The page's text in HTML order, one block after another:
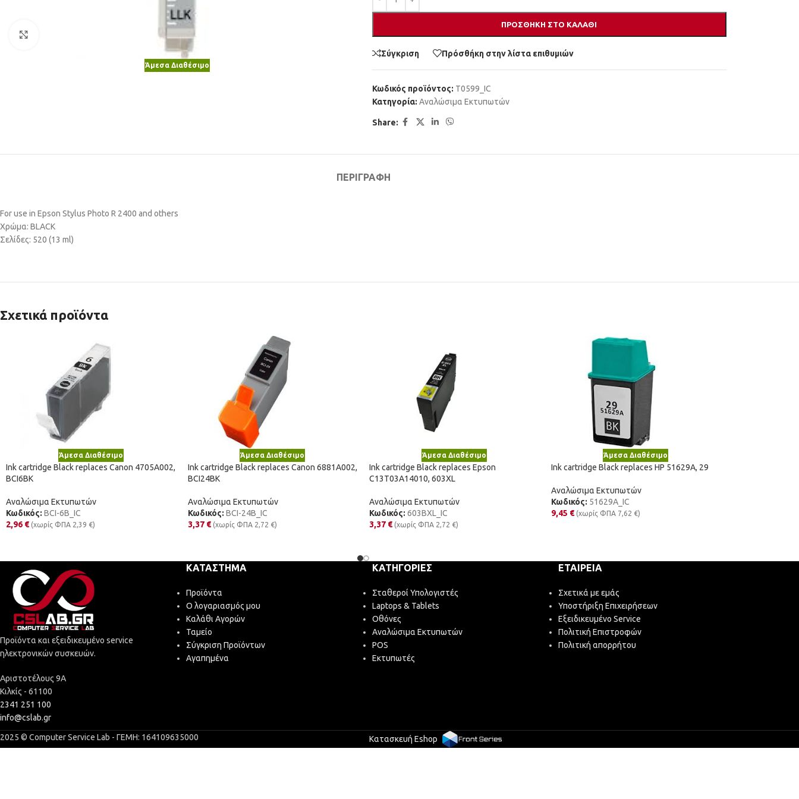
Άμεσα Διαθέσιμο
ΠΡΟΣΘΉΚΗ ΣΤΟ ΚΑΛΆΘΙ
Σύγκριση Πρόσθήκη στην λίστα επιθυμιών
Κωδικός προϊόντος: T0599_IC
Κατηγορία: Αναλώσιμα Εκτυπωτών
Share:
ΠΕΡΙΓΡΑΦΉ
For use in Epson Stylus Photo R 2400 and others
Χρώμα: BLACK
Σελίδες: 520 (13 ml)
Σχετικά προϊόντα
Άμεσα Διαθέσιμο
Ink cartridge Black replaces Canon 4705A002,
BCI6BK
Αναλώσιμα Εκτυπωτών
Κωδικός: BCI-6B_IC
2,96 € (χωρίς ΦΠΑ 2,39 €)
Άμεσα Διαθέσιμο
Ink cartridge Black replaces Canon 6881A002,
BCI24BK
Αναλώσιμα Εκτυπωτών
Κωδικός: BCI-24B_IC
3,37 € (χωρίς ΦΠΑ 2,72 €)
Άμεσα Διαθέσιμο
Ink cartridge Black replaces Epson
C13T03A14010, 603XL
Αναλώσιμα Εκτυπωτών
Κωδικός: 603BXL_IC
3,37 € (χωρίς ΦΠΑ 2,72 €)
Άμεσα Διαθέσιμο
Ink cartridge Black replaces HP 51629A, 29
Αναλώσιμα Εκτυπωτών
Κωδικός: 51629A_IC
9,45 € (χωρίς ΦΠΑ 7,62 €)
Προϊόντα και εξειδικευμένο service
ηλεκτρονικών συσκευών.
Αριστοτέλους 9Α
Κιλκίς - 61100
2341 251 100
info@cslab.gr
ΚΑΤΆΣΤΗΜΑ
Προϊόντα
Ο λογαριασμός μου
Καλάθι Αγορών
Ταμείο
Σύγκριση Προϊόντων
Αγαπημένα
ΚΑΤΗΓΟΡΊΕΣ
Σταθεροί Υπολογιστές
Laptops & Tablets
Οθόνες
Αναλώσιμα Εκτυπωτών
POS
Εκτυπωτές
ΕΤΑΙΡΕΊΑ
Σχετικά με εμάς
Υποστήριξη Επιχειρήσεων
Εξειδικευμένο Service
Πολιτική Επιστροφών
Πολιτική απορρήτου
2025 © Computer Service Lab - ΓΕΜΗ: 164109635000 Κατασκευή Eshop